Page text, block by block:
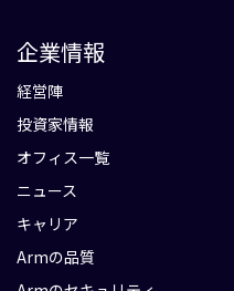
企業情報
経営陣
投資家情報
オフィス一覧
ニュース
キャリア
Armの品質